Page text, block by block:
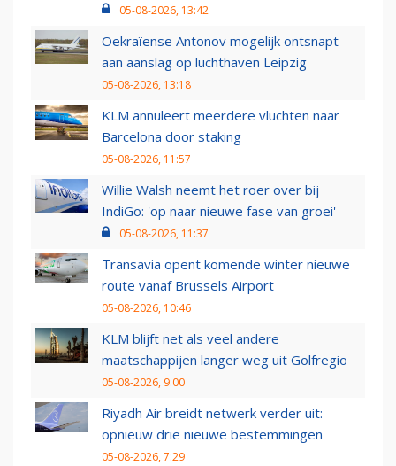
05-08-2026, 13:42
Oekraïense Antonov mogelijk ontsnapt
aan aanslag op luchthaven Leipzig
05-08-2026, 13:18
KLM annuleert meerdere vluchten naar
Barcelona door staking
05-08-2026, 11:57
Willie Walsh neemt het roer over bij
IndiGo: 'op naar nieuwe fase van groei'
05-08-2026, 11:37
Transavia opent komende winter nieuwe
route vanaf Brussels Airport
05-08-2026, 10:46
KLM blijft net als veel andere
maatschappijen langer weg uit Golfregio
05-08-2026, 9:00
Riyadh Air breidt netwerk verder uit:
opnieuw drie nieuwe bestemmingen
05-08-2026, 7:29